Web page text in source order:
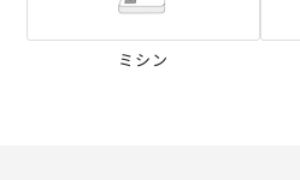
ミシン